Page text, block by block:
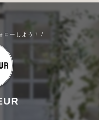
ローしよう！ /